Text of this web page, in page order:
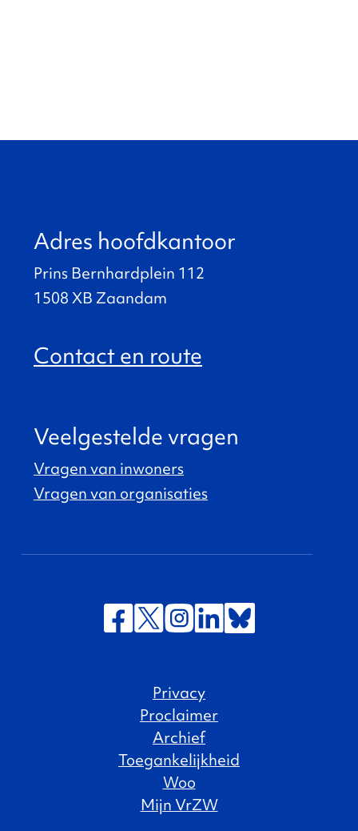
Adres hoofdkantoor
Prins Bernhardplein 112
1508 XB Zaandam
Contact en route
Veelgestelde vragen
Vragen van inwoners
Vragen van organisaties
Privacy
Proclaimer
Archief
Toegankelijkheid
Woo
Mijn VrZW